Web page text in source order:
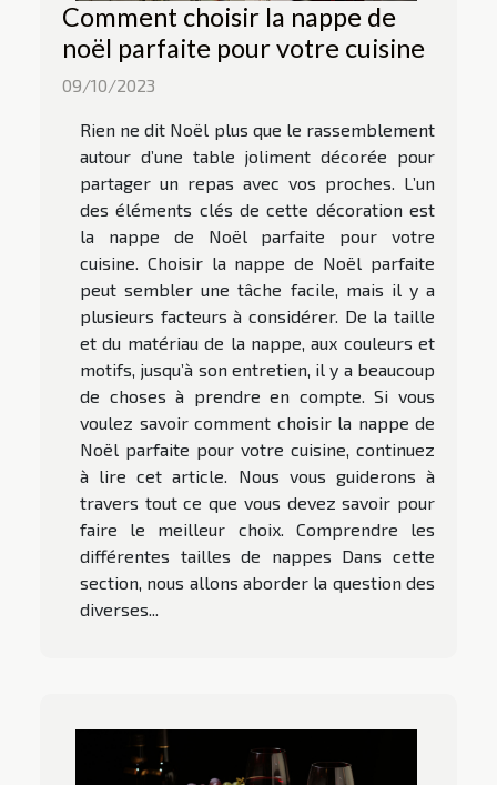
Comment choisir la nappe de
noël parfaite pour votre cuisine
09/10/2023
Rien ne dit Noël plus que le rassemblement
autour d’une table joliment décorée pour
partager un repas avec vos proches. L’un
des éléments clés de cette décoration est
la nappe de Noël parfaite pour votre
cuisine. Choisir la nappe de Noël parfaite
peut sembler une tâche facile, mais il y a
plusieurs facteurs à considérer. De la taille
et du matériau de la nappe, aux couleurs et
motifs, jusqu’à son entretien, il y a beaucoup
de choses à prendre en compte. Si vous
voulez savoir comment choisir la nappe de
Noël parfaite pour votre cuisine, continuez
à lire cet article. Nous vous guiderons à
travers tout ce que vous devez savoir pour
faire le meilleur choix. Comprendre les
différentes tailles de nappes Dans cette
section, nous allons aborder la question des
diverses...